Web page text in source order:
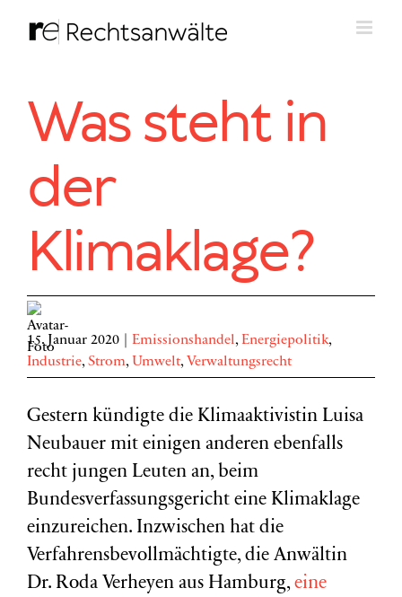
Inhalt
Was steht in
der
Klimaklage?
15. Januar 2020 Emissionshandel, Energiepolitik,
Industrie, Strom, Umwelt, Verwaltungsrecht
Gestern kündigte die Klimaaktivistin Luisa
Neubauer mit einigen anderen ebenfalls
recht jungen Leuten an, beim
Bundesverfassungsgericht eine Klimaklage
einzureichen. Inzwischen hat die
Verfahrensbevollmächtigte, die Anwältin
Dr. Roda Verheyen aus Hamburg,eine